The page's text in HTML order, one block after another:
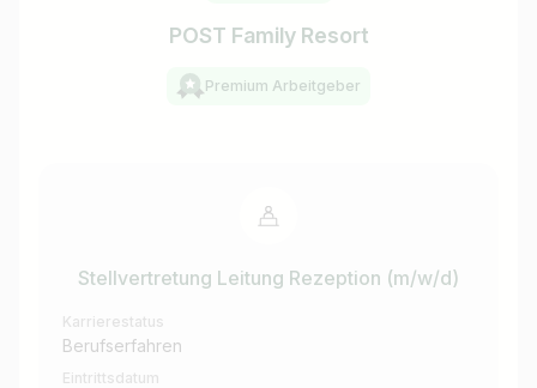
POST Family Resort
Premium Arbeitgeber
Stellvertretung Leitung Rezeption (m/w/d)
Karrierestatus
Berufserfahren
Eintrittsdatum